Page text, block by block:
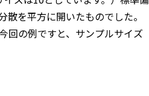
を平方に開いたものでした。
回の例ですと、サンプルサイズ